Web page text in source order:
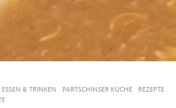
ESSEN & TRINKEN PARTSCHINSER KÜCHE
REZEPTE